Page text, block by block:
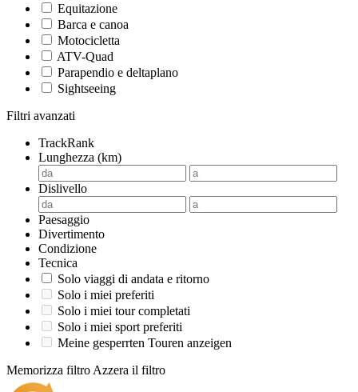
Equitazione
Barca e canoa
Motocicletta
ATV-Quad
Parapendio e deltaplano
Sightseeing
Filtri avanzati
TrackRank
Lunghezza (km)
Dislivello
Paesaggio
Divertimento
Condizione
Tecnica
Solo viaggi di andata e ritorno
Solo i miei preferiti
Solo i miei tour completati
Solo i miei sport preferiti
Meine gesperrten Touren anzeigen
Memorizza filtro Azzera il filtro